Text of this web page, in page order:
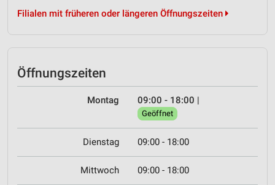
Filialen mit früheren oder längeren Öffnungszeiten
Öffnungszeiten
Montag 09:00 - 18:00 |
Geöffnet
Dienstag 09:00 - 18:00
Mittwoch 09:00 - 18:00